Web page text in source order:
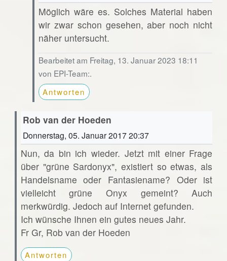
Möglich wäre es. Solches Material haben
wir zwar schon gesehen, aber noch nicht
näher untersucht.
Bearbeitet am Freitag, 13. Januar 2023 18:11
von EPI-Team:.
Antworten
Rob van der Hoeden
Donnerstag, 05. Januar 2017 20:37
Nun, da bin ich wieder. Jetzt mit einer Frage
über "grüne Sardonyx", existiert so etwas, als
Handelsname oder Fantasiename? Oder ist
vielleicht grüne Onyx gemeint? Auch
merkwürdig. Jedoch auf Internet gefunden.
Ich wünsche Ihnen ein gutes neues Jahr.
Fr Gr, Rob van der Hoeden
Antworten